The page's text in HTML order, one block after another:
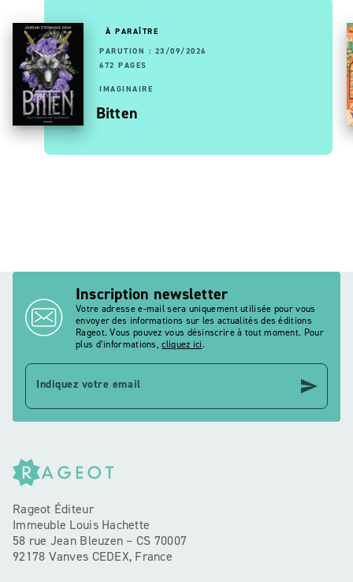
À PARAÎTRE
PARUTION : 23/09/2026
672 PAGES
IMAGINAIRE
Bitten
Inscription newsletter
Votre adresse e-mail sera uniquement utilisée pour vous
envoyer des informations sur les actualités des éditions
Rageot. Vous pouvez vous désinscrire à tout moment. Pour
plus d’informations,cliquez ici.
Indiquez votre email send
Rageot Éditeur
Immeuble Louis Hachette
58 rue Jean Bleuzen – CS 70007
92178 Vanves CEDEX, France